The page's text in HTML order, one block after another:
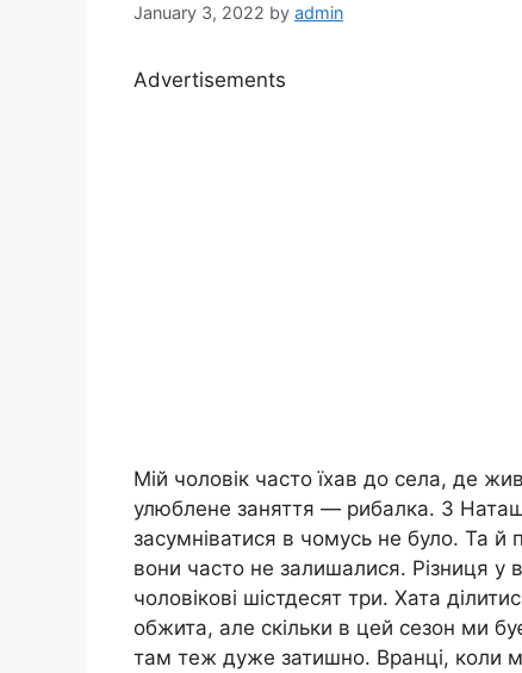
January 3, 2022 by admin
Advertisements
Мій чоловік часто їхав до села, де
улюблене заняття — рибалка. З
засумніватися в чомусь не було. Та
вони часто не залишалися. Різниця у
чоловікові шістдесят три. Хата
обжита, але скільки в цей сезон ми
там теж дуже затишно. Вранці, коли